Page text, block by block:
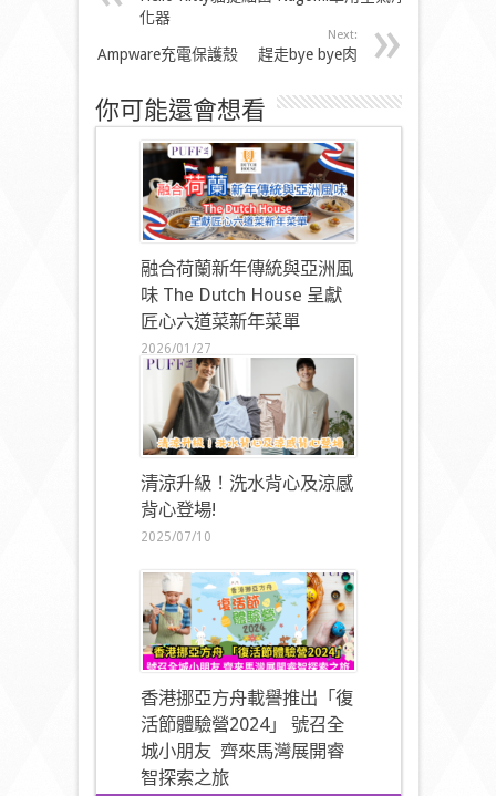
化器
Next:
Ampware充電保護殼 趕走bye bye肉
你可能還會想看
融合荷蘭新年傳統與亞洲風
味 The Dutch House 呈獻
匠心六道菜新年菜單
2026/01/27
清涼升級！洗水背心及涼感
背心登場!
2025/07/10
香港挪亞方舟載譽推出「復
活節體驗營2024」 號召全
城小朋友 齊來馬灣展開睿
智探索之旅